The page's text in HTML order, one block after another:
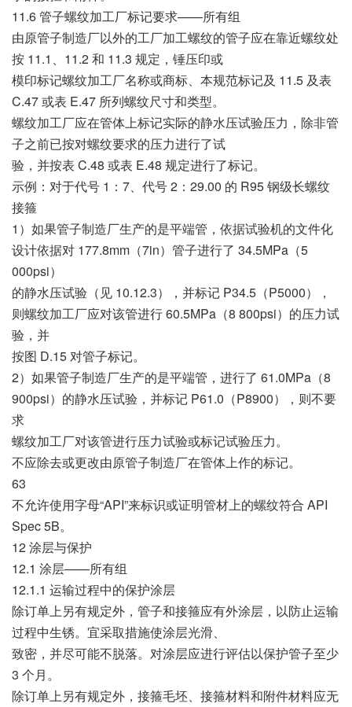
11.6 管子螺纹加工厂标记要求——所有组
由原管子制造厂以外的工厂加工螺纹的管子应在靠近螺纹处
按 11.1、11.2 和 11.3 规定，锤压印或
模印标记螺纹加工厂名称或商标、本规范标记及 11.5 及表
C.47 或表 E.47 所列螺纹尺寸和类型。
螺纹加工厂应在管体上标记实际的静水压试验压力，除非管
子之前已按对螺纹要求的压力进行了试
验，并按表 C.48 或表 E.48 规定进行了标记。
示例：对于代号 1：7、代号 2：29.00 的 R95 钢级长螺纹
接箍
1）如果管子制造厂生产的是平端管，依据试验机的文件化
设计依据对 177.8mm（7in）管子进行了 34.5MPa（5
000psi）
的静水压试验（见 10.12.3），并标记 P34.5（P5000），
则螺纹加工厂应对该管进行 60.5MPa（8 800psi）的压力试
验，并
按图 D.15 对管子标记。
2）如果管子制造厂生产的是平端管，进行了 61.0MPa（8
900psi）的静水压试验，并标记 P61.0（P8900），则不要
求
螺纹加工厂对该管进行压力试验或标记试验压力。
不应除去或更改由原管子制造厂在管体上作的标记。
63
不允许使用字母“API”来标识或证明管材上的螺纹符合 API
Spec 5B。
12 涂层与保护
12.1 涂层——所有组
12.1.1 运输过程中的保护涂层
除订单上另有规定外，管子和接箍应有外涂层，以防止运输
过程中生锈。宜采取措施使涂层光滑、
致密，并尽可能不脱落。对涂层应进行评估以保护管子至少
3 个月。
除订单上另有规定外，接箍毛坯、接箍材料和附件材料应无